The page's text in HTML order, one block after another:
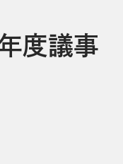
度議事